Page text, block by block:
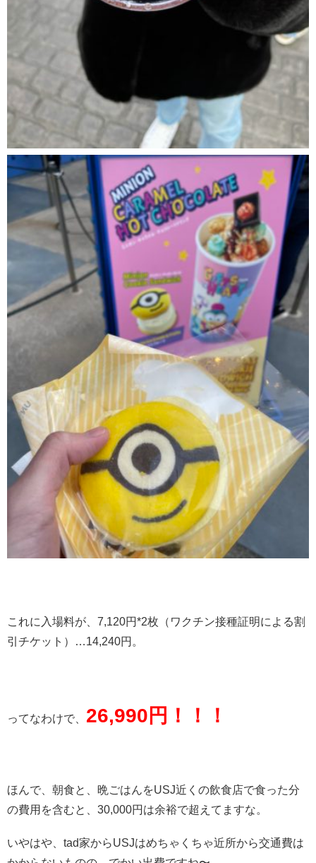
これに入場料が、7,120円*2枚（ワクチン接種証明による割
引チケット）…14,240円。
ってなわけで、 26,990円！！！
ほんで、朝食と、晩ごはんをUSJ近くの飲食店で食った分
の費用を含むと、30,000円は余裕で超えてますな。
いやはや、tad家からUSJはめちゃくちゃ近所から交通費は